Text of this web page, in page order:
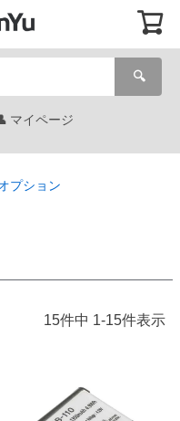
🔍
マイページ
プション
15件中 1-15件表示